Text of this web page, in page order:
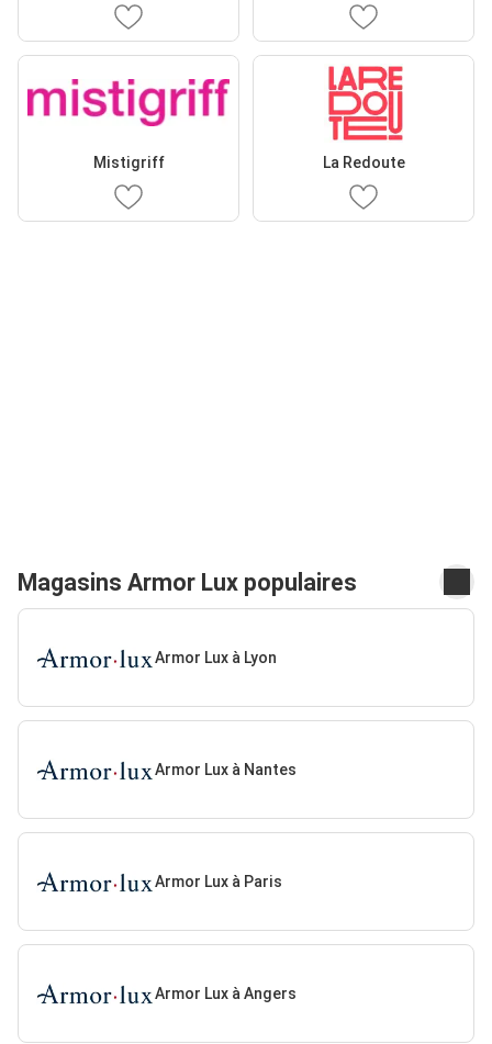
Mistigriff La Redoute
Magasins Armor Lux populaires
Armor Lux à Lyon
Armor Lux à Nantes
Armor Lux à Paris
Armor Lux à Angers